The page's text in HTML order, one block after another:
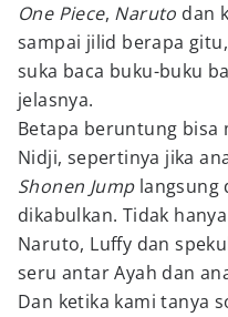
One Piece, Naruto dan
sampai jilid berapa
suka baca buku-buku
jelasnya.
Betapa beruntung bisa
Nidji, sepertinya jika
Shonen Jumplangsung
dikabulkan. Tidak
Naruto, Luffy dan
seru antar Ayah dan
Dan ketika kami tanya